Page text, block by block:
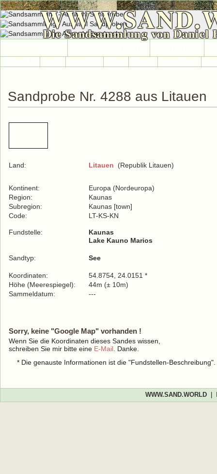
Die Sandsammlung von Daniel
Sandprobe Nr. 4288 aus Litauen
Land: Litauen (Republik Litauen)
Kontinent:
Europa (Nordeuropa)
Region:
Kaunas
Subregion:
Kaunas [town]
Code:
LT-KS-KN
Fundstelle:
Kaunas
Lake Kauno Marios
Sandtyp: See
Koordinaten:
54.8754, 24.0151 *
Höhe (Meerespiegel):
44m (± 10m)
Sammeldatum:
---
Sorry, keine "Google Map" vorhanden !
Wenn Sie die Koordinaten dieses Sandes wissen,
schreiben Sie mir bitte eine E-Mail . Danke.
* Die genauste Informationen ist die "Fundstellen-
WWW.SAND.WORLD|